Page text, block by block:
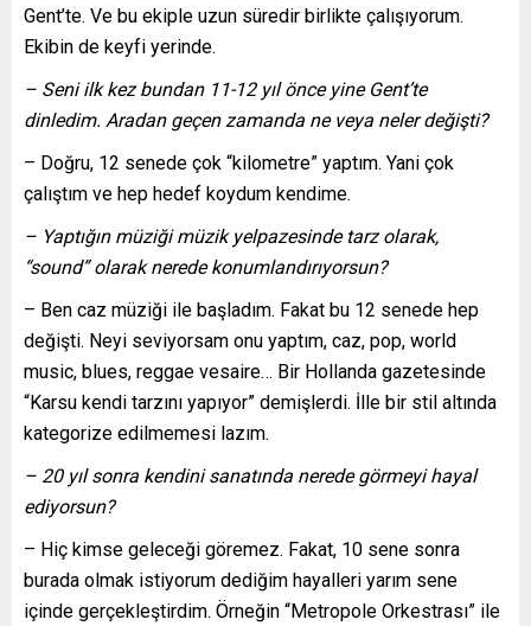
Gent’te. Ve bu ekiple uzun süredir birlikte çalışıyorum.
Ekibin de keyfi yerinde.
– Seni ilk kez bundan 11-12 yıl önce yine Gent’te
dinledim. Aradan geçen zamanda ne veya neler değişti?
– Doğru, 12 senede çok “kilometre” yaptım. Yani çok
çalıştım ve hep hedef koydum kendime.
– Yaptığın müziği müzik yelpazesinde tarz olarak,
“sound” olarak nerede konumlandırıyorsun?
– Ben caz müziği ile başladım. Fakat bu 12 senede hep
değişti. Neyi seviyorsam onu yaptım, caz, pop, world
music, blues, reggae vesaire… Bir Hollanda gazetesinde
“Karsu kendi tarzını yapıyor” demişlerdi. İlle bir stil altında
kategorize edilmemesi lazım.
– 20 yıl sonra kendini sanatında nerede görmeyi hayal
ediyorsun?
– Hiç kimse geleceği göremez. Fakat, 10 sene sonra
burada olmak istiyorum dediğim hayalleri yarım sene
içinde gerçekleştirdim. Örneğin “Metropole Orkestrası” ile